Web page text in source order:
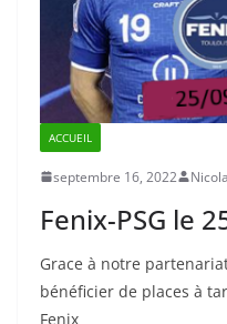
ACCUEIL
septembre 16, 2022
Fenix-PSG le
Grace à notre
bénéficier de places à
Fenix